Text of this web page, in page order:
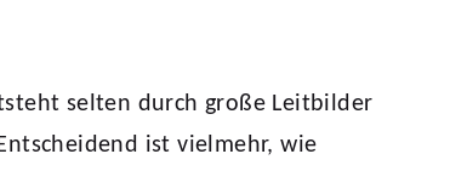
selten durch große Leitbilder
ist vielmehr, wie